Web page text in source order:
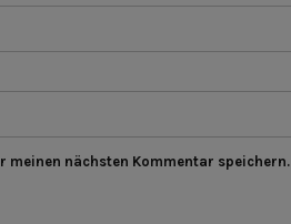
meinen nächsten Kommentar speichern.